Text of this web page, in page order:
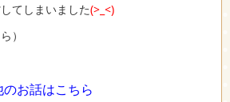
てしまいました(>_<)
）
お話はこちら